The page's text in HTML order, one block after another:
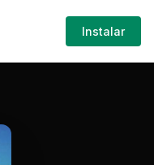
Harryson-ire-omaInstalar